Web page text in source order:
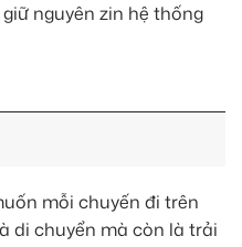
nguyên zin hệ thống
mỗi chuyến đi trên
di chuyển mà còn là trải